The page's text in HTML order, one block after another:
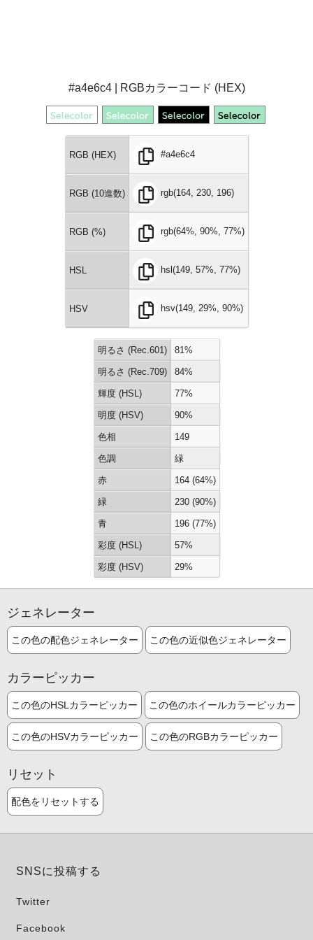
#a4e6c4 | RGBカラーコード (HEX)
RGB (HEX) #a4e6c4
RGB (10進数) rgb(164, 230, 196)
RGB (%) rgb(64%, 90%, 77%)
HSL hsl(149, 57%, 77%)
HSV hsv(149, 29%, 90%)
明るさ (Rec.601) 81%
明るさ (Rec.709) 84%
輝度 (HSL) 77%
明度 (HSV) 90%
色相 149
色調 緑
赤 164 (64%)
緑 230 (90%)
青 196 (77%)
彩度 (HSL) 57%
彩度 (HSV) 29%
ジェネレーター
この色の配色ジェネレーター この色の近似色ジェネレーター
カラーピッカー
この色のHSLカラーピッカー この色のホイールカラーピッカー
この色のHSVカラーピッカー この色のRGBカラーピッカー
リセット
配色をリセットする
SNSに投稿する
Twitter
Facebook